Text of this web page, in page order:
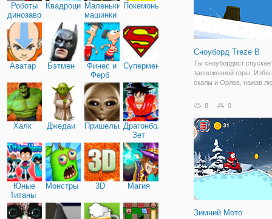
Роботы
динозавры
КвадроциклыМаленькие
машинки
Покемоны
Аватар Бэтмен
Финес и
Ферб
Супермен
Халк Джедаи ПришельцыДрагонболл
Зет
Юные
Титаны
Монстры 3D Магия
Сноуборд Treze В
Ты сноубордист
заснеженной горы.
скалы и Орлов, нажав
сенсорного экрана
прыгать. Поймать
собирать
8 0
Зимний Мото